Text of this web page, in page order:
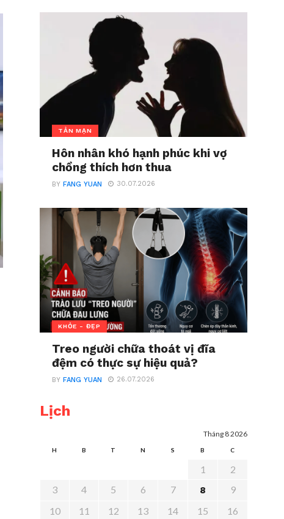
TẢN MẠN
Hôn nhân khó hạnh phúc khi vợ
chồng thích hơn thua
BYFANG YUAN 30.07.2026
KHỎE - ĐẸP
Treo người chữa thoát vị đĩa
đệm có thực sự hiệu quả?
BYFANG YUAN 26.07.2026
Lịch
Tháng 8 2026
H B T N S B C
1
2
3
4 5 6 7 8
9
10
11 12 13 14 15
16